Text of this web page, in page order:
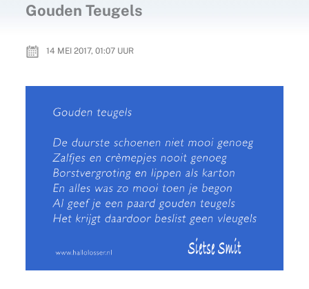
Gouden Teugels
14 MEI 2017, 01:07UUR